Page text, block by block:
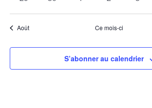
Août Ce mois-ci
S’abonner au calendrier